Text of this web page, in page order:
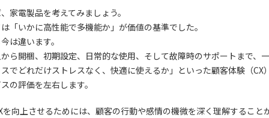
家電製品を考えてみましょう。
「いかに高性能で多機能か」が価値の基準でした。
は違います。
ら開梱、初期設定、日常的な使用、そして故障時のサポートまで、
でどれだけストレスなく、快適に使えるか」といった顧客体験（CX
の評価を左右します。
を向上させるためには、顧客の行動や感情の機微を深く理解すること